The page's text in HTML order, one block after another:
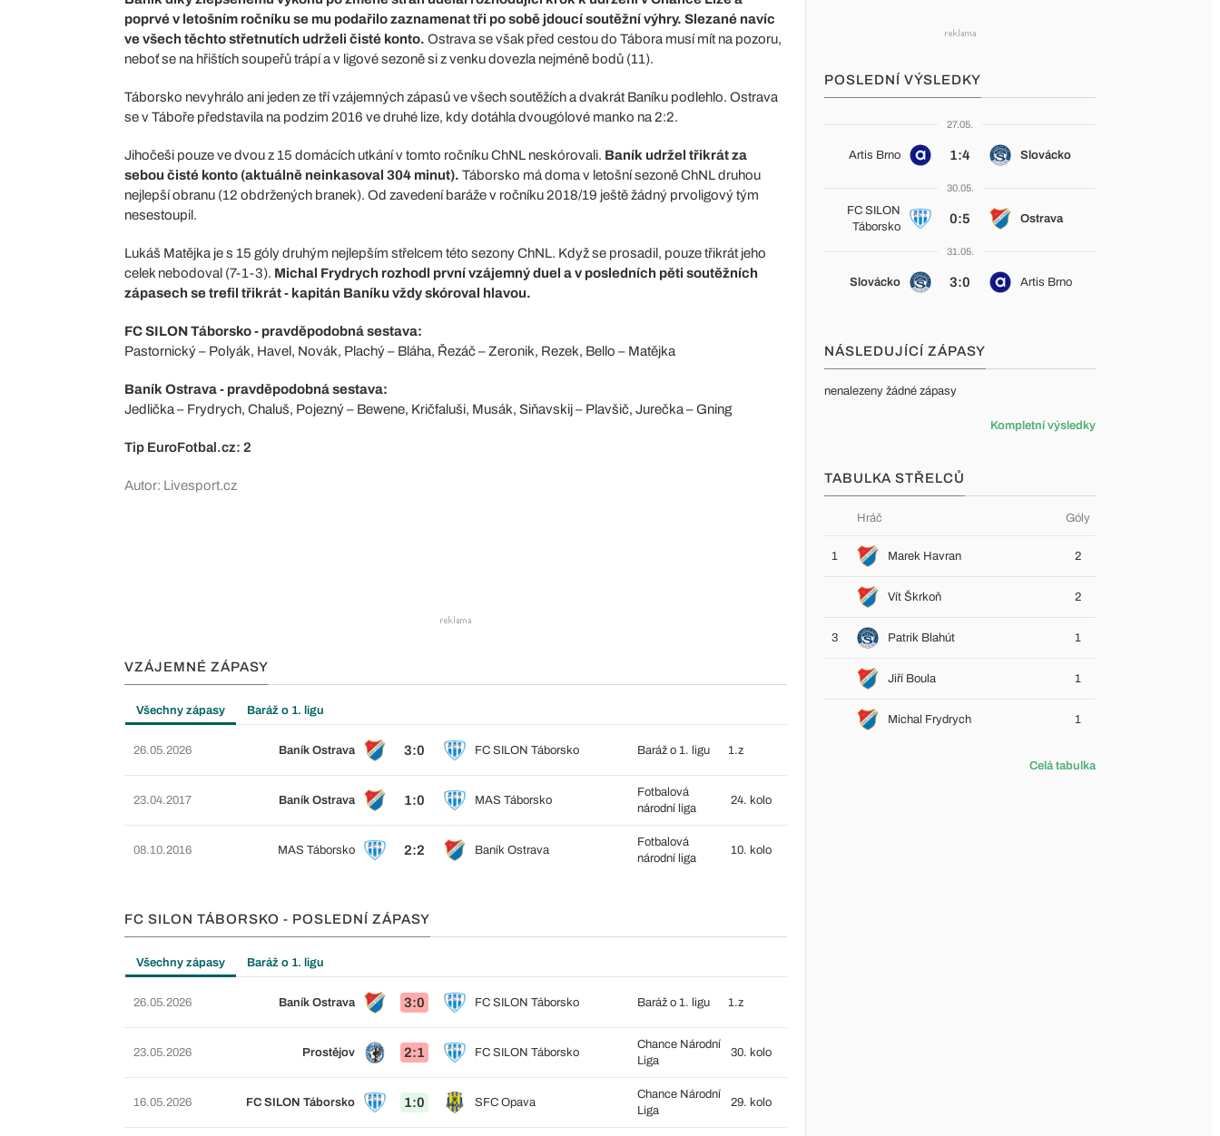
poprvé v letošním ročníku se mu podařilo zaznamenat tři po sobě jdoucí soutěžní výhry. Slezané navíc
ve všech těchto střetnutích udrželi čisté konto. Ostrava se však před cestou do Tábora musí mít na pozoru,
neboť se na hřištích soupeřů trápí a v ligové sezoně si z venku dovezla nejméně bodů (11).
Táborsko nevyhrálo ani jeden ze tří vzájemných zápasů ve všech soutěžích a dvakrát Baníku podlehlo. Ostrava
se v Táboře představila na podzim 2016 ve druhé lize, kdy dotáhla dvougólové manko na 2:2.
Jihočeši pouze ve dvou z 15 domácích utkání v tomto ročníku ChNL neskórovali. Baník udržel třikrát za
sebou čisté konto (aktuálně neinkasoval 304 minut). Táborsko má doma v letošní sezoně ChNL druhou
nejlepší obranu (12 obdržených branek). Od zavedení baráže v ročníku 2018/19 ještě žádný prvoligový tým
nesestoupil.
Lukáš Matějka je s 15 góly druhým nejlepším střelcem této sezony ChNL. Když se prosadil, pouze třikrát jeho
celek nebodoval (7-1-3). Michal Frydrych rozhodl první vzájemný duel a v posledních pěti soutěžních
zápasech se trefil třikrát - kapitán Baníku vždy skóroval hlavou.
FC SILON Táborsko - pravděpodobná sestava:
Pastornický – Polyák, Havel, Novák, Plachý – Bláha, Řezáč – Zeronik, Rezek, Bello – Matějka
Baník Ostrava - pravděpodobná sestava:
Jedlička – Frydrych, Chaluš, Pojezný – Bewene, Kričfaluši, Musák, Siňavskij – Plavšič, Jurečka – Gning
Tip EuroFotbal.cz: 2
Autor: Livesport.cz
VZÁJEMNÉ ZÁPASY
Všechny zápasy Baráž o 1. ligu
26.05.2026 Baník Ostrava 3:0 FC SILON Táborsko Baráž o 1. ligu 1.z
23.04.2017 Baník Ostrava 1:0 MAS Táborsko
Fotbalová
národní liga
24. kolo
08.10.2016 MAS Táborsko 2:2 Baník Ostrava
Fotbalová
národní liga
10. kolo
FC SILON TÁBORSKO - POSLEDNÍ ZÁPASY
Všechny zápasy Baráž o 1. ligu
26.05.2026 Baník Ostrava 3:0 FC SILON Táborsko Baráž o 1. ligu 1.z
23.05.2026 Prostějov 2:1 FC SILON Táborsko
Chance Národní
Liga
30. kolo
16.05.2026 FC SILON Táborsko 1:0 SFC Opava
Chance Národní
Liga
29. kolo
POSLEDNÍ VÝSLEDKY
27.05.
Artis Brno 1:4 Slovácko
30.05.
FC SILON
Táborsko
0:5 Ostrava
31.05.
Slovácko 3:0 Artis Brno
NÁSLEDUJÍCÍ ZÁPASY
nenalezeny žádné zápasy
Kompletní výsledky
TABULKA STŘELCŮ
Hráč Góly
1 Marek Havran 2
Vít Škrkoň 2
3 Patrik Blahút 1
Jiří Boula 1
Michal Frydrych 1
Celá tabulka